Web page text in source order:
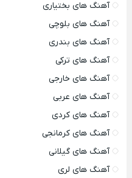
آهنگ های بختیاری
آهنگ های بلوچی
آهنگ های بندری
آهنگ های ترکی
آهنگ های خارجی
آهنگ های عربی
آهنگ های کردی
آهنگ های کرمانجی
آهنگ های گیلانی
آهنگ های لری